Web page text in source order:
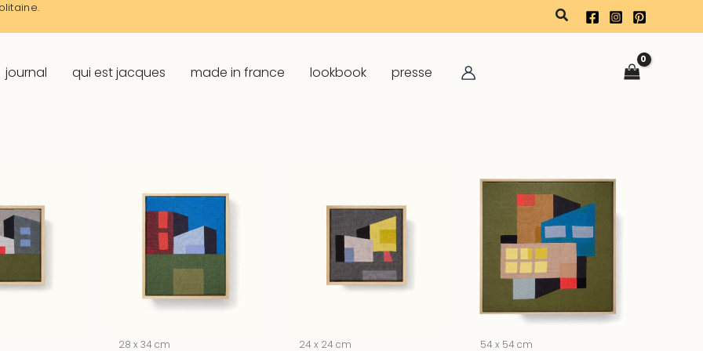
rechercher
journal qui est jacques made in france lookbook presse
28 x 34 cm 24 x 24 cm 54 x 54 cm